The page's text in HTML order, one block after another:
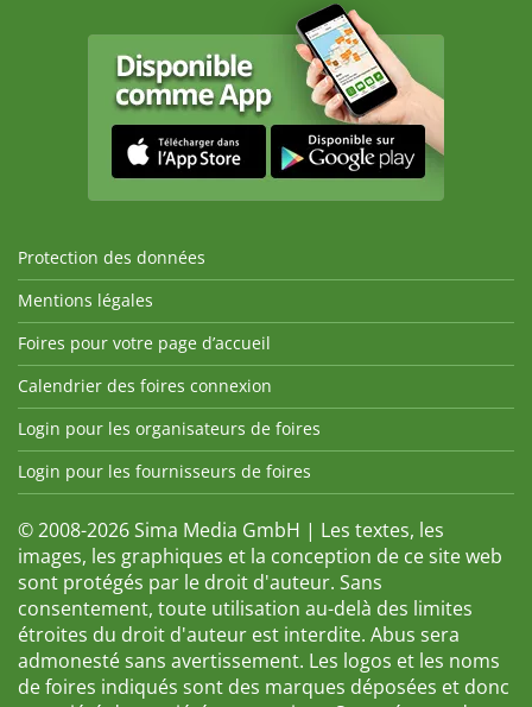
Protection des données
Mentions légales
Foires pour votre page d’accueil
Calendrier des foires connexion
Login pour les organisateurs de foires
Login pour les fournisseurs de foires
© 2008-2026 Sima Media GmbH | Les textes, les
images, les graphiques et la conception de ce site web
sont protégés par le droit d'auteur. Sans
consentement, toute utilisation au-delà des limites
étroites du droit d'auteur est interdite. Abus sera
admonesté sans avertissement. Les logos et les noms
de foires indiqués sont des marques déposées et donc